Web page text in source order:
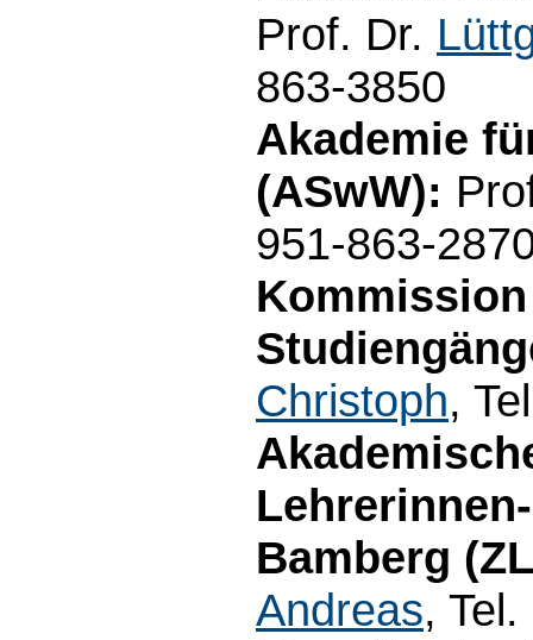
Prof. Dr.
863-3850
Akademie
(ASwW):
951-863-
Christoph,
Bamberg
Andreas,